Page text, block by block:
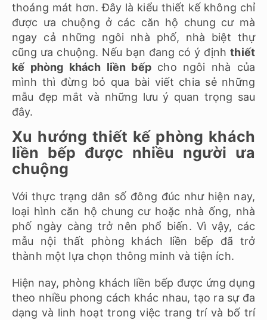
thoáng mát hơn. Đây là kiểu thiết kế không chỉ
được ưa chuộng ở các căn hộ chung cư mà
ngay cả những ngôi nhà phố, nhà biệt thự
cũng ưa chuộng. Nếu bạn đang có ý địnhthiết
kế phòng khách liền bếpcho ngôi nhà của
mình thì đừng bỏ qua bài viết chia sẻ những
mẫu đẹp mắt và những lưu ý quan trọng sau
đây.
Xu hướng thiết kế phòng khách
liền bếp được nhiều người ưa
chuộng
Với thực trạng dân số đông đúc như hiện nay,
loại hình căn hộ chung cư hoặc nhà ống, nhà
phố ngày càng trở nên phổ biến. Vì vậy, các
mẫu nội thất phòng khách liền bếp đã trở
thành một lựa chọn thông minh và tiện ích.
Hiện nay, phòng khách liền bếp được ứng dụng
theo nhiều phong cách khác nhau, tạo ra sự đa
dạng và linh hoạt trong việc trang trí và bố trí